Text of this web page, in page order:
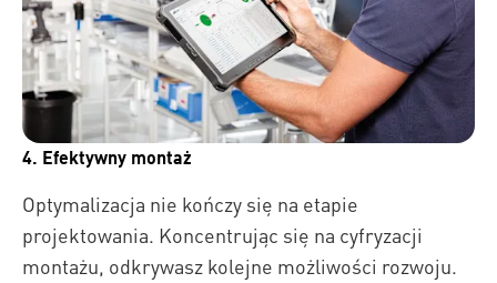
4. Efektywny montaż
Optymalizacja nie kończy się na etapie
projektowania. Koncentrując się na cyfryzacji
montażu, odkrywasz kolejne możliwości rozwoju.